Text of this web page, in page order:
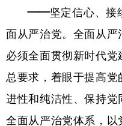
——坚定信心、接
面从严治党。 全面从严
必须全面贯彻新时代
总要求，着眼于提高
进性和纯洁性、保持党
全面从严治党体系，以